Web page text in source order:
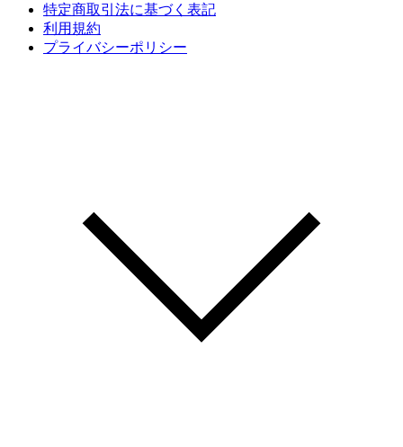
特定商取引法に基づく表記
利用規約
プライバシーポリシー